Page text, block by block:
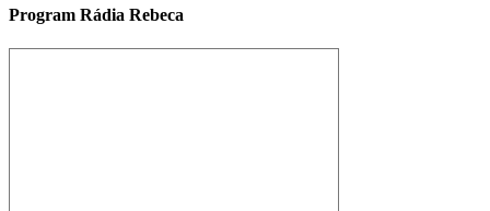
Program Rádia Rebeca